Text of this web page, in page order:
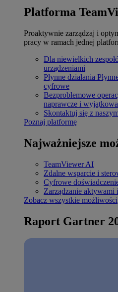
Platforma
Proaktywnie zarządzaj i
pracy w ramach jednej
Dla niewielkich
urządzeniami
Płynne działania
cyfrowe
Bezproblemowe
naprawcze i wyjątkowa
Skontaktuj się z
Poznaj platformę
Najważniejsze
TeamViewer AI
Zdalne wsparcie i
Cyfrowe
Zarządzanie aktywami
Zobacz wszystkie możliwości
Raport Gartner